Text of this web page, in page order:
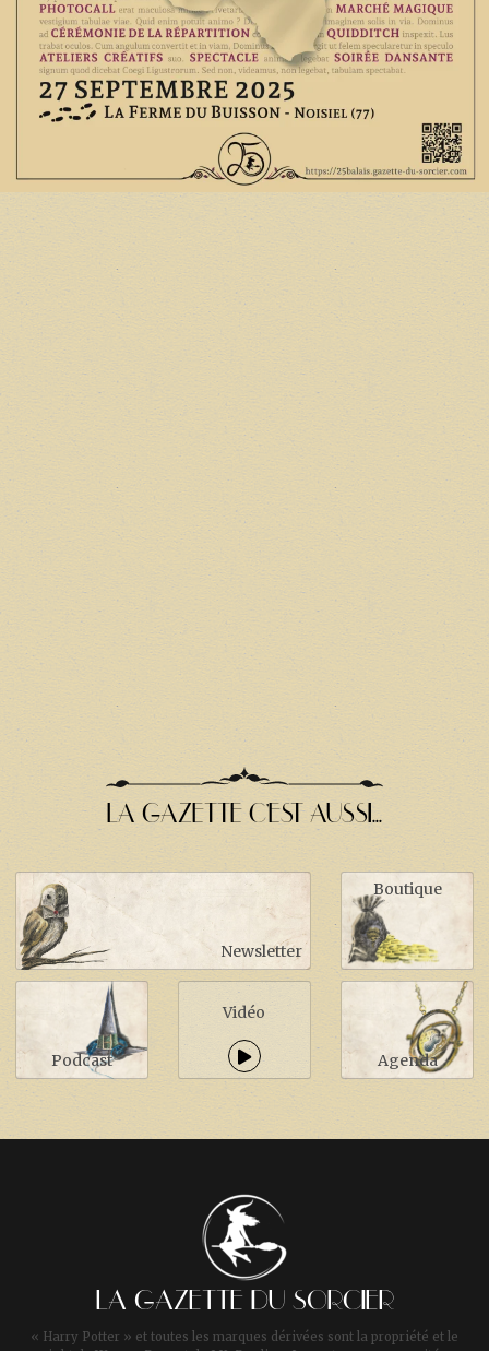
LA GAZETTE C'EST AUSSI...
Newsletter
Boutique
Podcast
Vidéo
Agenda
LA GAZETTE DU SORCIER
« Harry Potter » et toutes les marques dérivées sont la propriété et le